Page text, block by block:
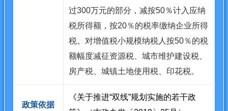
过300万元的部分，减按50％计入应纳
税所得额，按20％的税率缴纳企业所得
税。对增值税小规模纳税人按50％的税
额幅度减征资源税、城市维护建设税、
房产税、城镇土地使用税、印花税。
政策依据
《关于推进“双线”规划实施的若干政